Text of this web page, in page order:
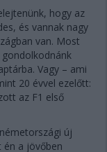
hogy az
és vannak nagy
van. Most
Vagy – ami
20 évvel ezelőtt:
az F1 első
új
én a jövőben